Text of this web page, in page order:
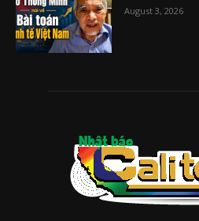
August 3, 2026